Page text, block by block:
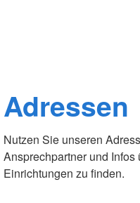
Adressen
Nutzen Sie unseren
Ansprechpartner und Infos
Einrichtungen zu finden.